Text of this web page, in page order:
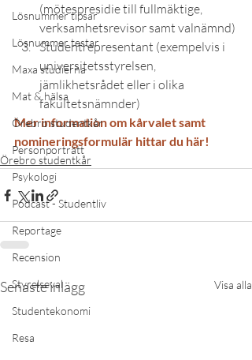
Lösnummer tipsar
Lösnummer testar
Maxa studierna
Mat & hälsa
Örebro studentkår
Personporträtt
Psykologi
Podcast - Studentliv
Reportage
Recension
Styrelseval
Studentekonomi
Resa
(mötespresidie till fullmäktige,
verksamhetsrevisor samt valnämnd)
Studentrepresentant (exempelvis i
universitetsstyrelsen,
jämlikhetsrådet eller i olika
fakultetsnämnder)
Mer information om kårvalet samt
nomineringsformulär hittar du här!
Örebro studentkår
Senaste inlägg Visa alla